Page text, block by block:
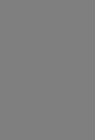
children
a grounded
& Jormfeldt,